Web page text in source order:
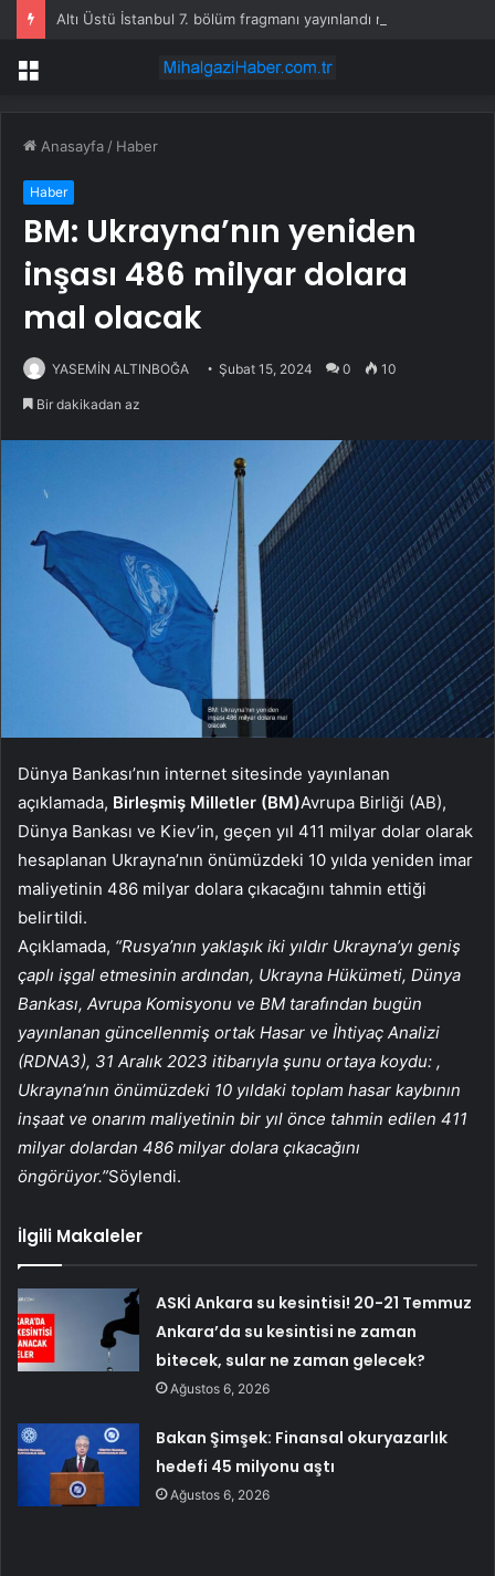
Altı Üstü İstanbul 7. bölüm fragmanı yayınlandı mı?
Menü
Anasayfa / Haber
Haber
BM: Ukrayna’nın yeniden
inşası 486 milyar dolara
mal olacak
YASEMİN ALTINBOĞA Şubat 15, 2024 0 10
Bir dakikadan az
Dünya Bankası’nın internet sitesinde yayınlanan
açıklamada, Birleşmiş Milletler (BM)Avrupa Birliği (AB),
Dünya Bankası ve Kiev’in, geçen yıl 411 milyar dolar olarak
hesaplanan Ukrayna’nın önümüzdeki 10 yılda yeniden imar
maliyetinin 486 milyar dolara çıkacağını tahmin ettiği
belirtildi.
Açıklamada, “Rusya’nın yaklaşık iki yıldır Ukrayna’yı geniş
çaplı işgal etmesinin ardından, Ukrayna Hükümeti, Dünya
Bankası, Avrupa Komisyonu ve BM tarafından bugün
yayınlanan güncellenmiş ortak Hasar ve İhtiyaç Analizi
(RDNA3), 31 Aralık 2023 itibarıyla şunu ortaya koydu: ,
Ukrayna’nın önümüzdeki 10 yıldaki toplam hasar kaybının
inşaat ve onarım maliyetinin bir yıl önce tahmin edilen 411
milyar dolardan 486 milyar dolara çıkacağını
öngörüyor.”Söylendi.
İlgili Makaleler
ASKİ Ankara su kesintisi! 20-21 Temmuz
Ankara’da su kesintisi ne zaman
bitecek, sular ne zaman gelecek?
Ağustos 6, 2026
Bakan Şimşek: Finansal okuryazarlık
hedefi 45 milyonu aştı
Ağustos 6, 2026